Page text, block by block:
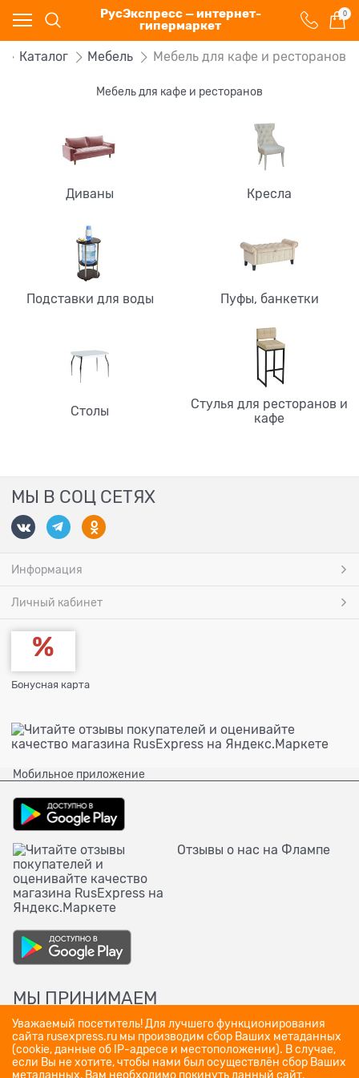
РусЭкспресс — интернет-
гипермаркет
0
Каталог Мебель Мебель для кафе и ресторанов
Мебель для кафе и ресторанов
Диваны Кресла
Подставки для воды Пуфы, банкетки
Столы
Стулья для ресторанов и
кафе
МЫ В СОЦ СЕТЯХ
Информация
Личный кабинет
Бонусная карта
Мобильное приложение
Отзывы о нас на Флампе
МЫ ПРИНИМАЕМ
Уважаемый посетитель! Для лучшего функционирования
сайта rusexpress.ru мы производим сбор Ваших метаданных
(cookie, данные об IP-адресе и местоположении). В случае,
если Вы не хотите, чтобы нами был осуществлён сбор Ваших
метаданных, Вам необходимо покинуть данный сайт.